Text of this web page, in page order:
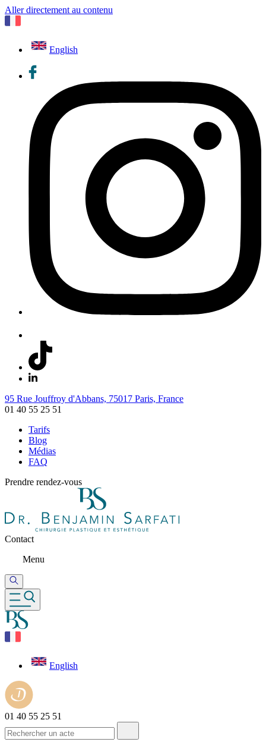
Aller directement au contenu
English
95 Rue Jouffroy d'Abbans, 75017 Paris, France
01 40 55 25 51
Tarifs
Blog
Médias
FAQ
Prendre rendez-vous
Contact
Menu
English
01 40 55 25 51